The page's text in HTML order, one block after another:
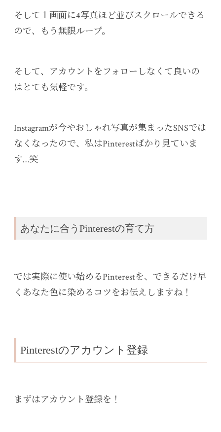
そして１画面に4写真ほど並びスクロールできる
ので、もう無限ループ。
そして、アカウントをフォローしなくて良いの
はとても気軽です。
Instagramが今やおしゃれ写真が集まったSNSでは
なくなったので、私はPinterestばかり見ていま
す…笑
あなたに合うPinterestの育て方
では実際に使い始めるPinterestを、できるだけ早
くあなた色に染めるコツをお伝えしますね！
Pinterestのアカウント登録
まずはアカウント登録を！